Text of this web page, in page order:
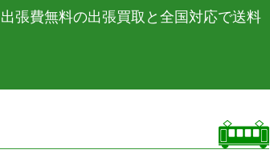
張費無料の出張買取と全国対応で送料